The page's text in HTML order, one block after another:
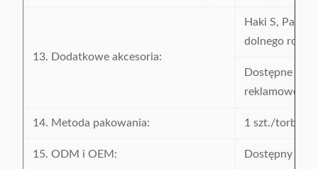
13. Dodatkowe akcesoria:
Haki S, Pas
dolnego rogu,
Dostępne są
14. Metoda pakowania: 1 szt./torba
15. ODM i OEM: Dostępny